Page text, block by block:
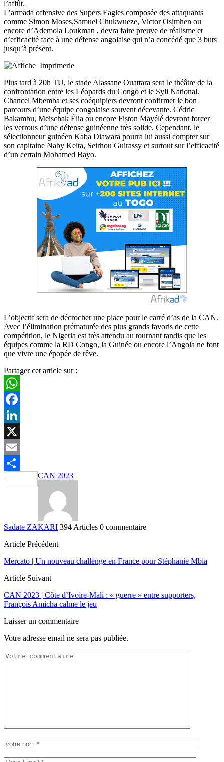
l’affût.
L’armada offensive des Supers Eagles composée des attaquants
comme Simon Moses,Samuel Chukwueze, Victor Osimhen ou
encore d’Ademola Loukman , devra faire preuve de réalisme et
d’efficacité face à une défense angolaise qui n’a concédé que 3 buts
jusqu’à présent.
Plus tard à 20h TU, le stade Alassane Ouattara sera le théâtre de la
confrontation entre les Léopards du Congo et le Syli National.
Chancel Mbemba et ses coéquipiers devront confirmer le bon
parcours d’une équipe congolaise souvent décevante. Cédric
Bakambu, Meischak Élia ou encore Fiston Mayélé devront forcer
les verrous d’une défense guinéenne très solide. Cependant, le
sélectionneur guinéen Kaba Diawara pourra lui aussi compter sur
son capitaine Naby Keita, Seirhou Guirassy et surtout sur l’efficacité
d’un certain Mohamed Bayo.
L’objectif sera de décrocher une place pour le carré d’as de la CAN.
Avec l’élimination prématurée des plus grands favoris de cette
compétition, le Nigeria est très attendu au tournant tandis que les
équipes comme la RD Congo, la Guinée ou encore l’Angola ne font
que vivre une épopée de rêve.
Partager cet article sur :
WhatsApp
Facebook
LinkedIn
X
Email
Partager
CAN 2023
Sadate ZAKARI 394 Articles 0 commentaire
Article Précédent
Mercato | Un nouveau challenge en France pour Stéphanie Mbia
Article Suivant
CAN 2023 | Côte d’Ivoire-Mali : « guerre » entre supporters,
François Amicha calme le jeu
Laisser un commentaire
Votre adresse email ne sera pas publiée.